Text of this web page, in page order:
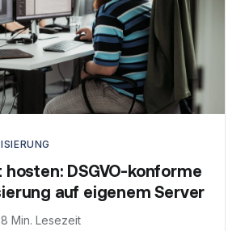
DSGVO-konforme
auf eigenem Server
Min. Lesezeit